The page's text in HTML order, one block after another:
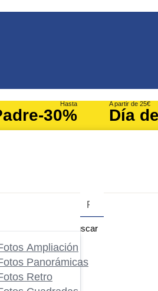
Hasta
-30%
A partir de 25€
Día
Buscar
Ampliación
Panorámicas
Retro